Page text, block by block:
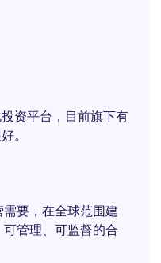
资平台，目前旗下有
。
要，在全球范围建
管理、可监督的合